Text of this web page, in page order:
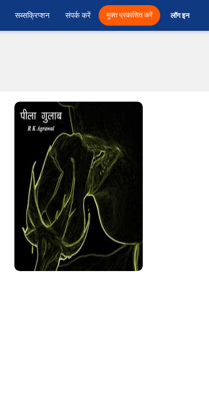
सब्सक्रिप्शन संपर्क करें मुक्त प्रकाशित करें लॉग इन